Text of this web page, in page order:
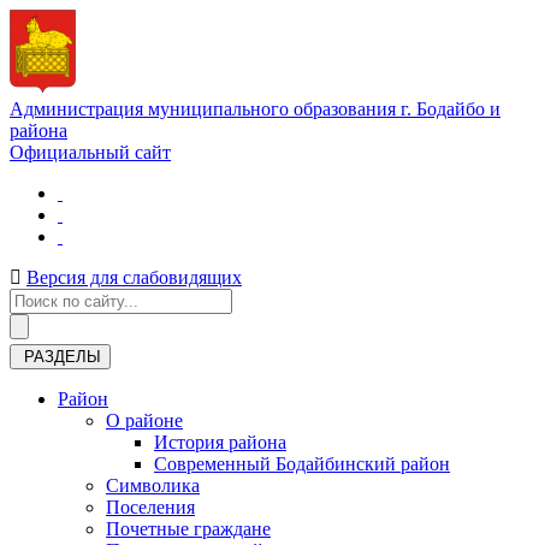
Администрация муниципального образования г. Бодайбо и
района
Официальный сайт
Версия для слабовидящих
РАЗДЕЛЫ
Район
О районе
История района
Современный Бодайбинский район
Символика
Поселения
Почетные граждане